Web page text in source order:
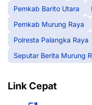
Pemkab Barito Utara
Pemkab Murung Raya
Polresta Palangka Raya
Seputar Berita Murung
Link Cepat